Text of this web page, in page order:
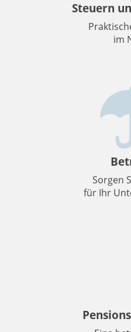
Steuern
im
Sorgen
für Ihr